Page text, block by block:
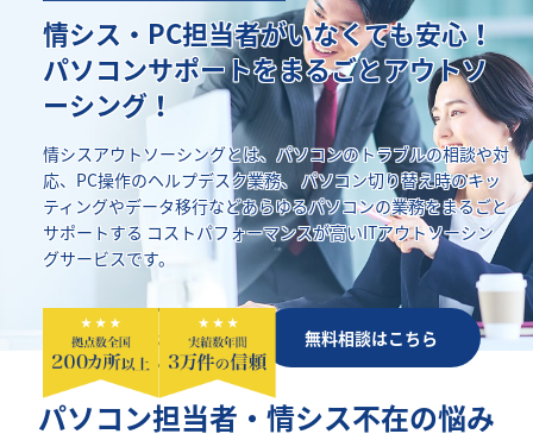
情シス・PC担当者がいなくても安心！
パソコンサポートをまるごとアウトソ
ーシング！
情シスアウトソーシングとは、パソコンのトラブルの相談や対
応、PC操作のヘルプデスク業務、 パソコン切り替え時のキッ
ティングやデータ移行などあらゆるパソコンの業務をまるごと
サポートする コストパフォーマンスが高いITアウトソーシン
グサービスです。
資料請求はこちら 無料相談はこちら
パソコン担当者・情シス不在の悩み